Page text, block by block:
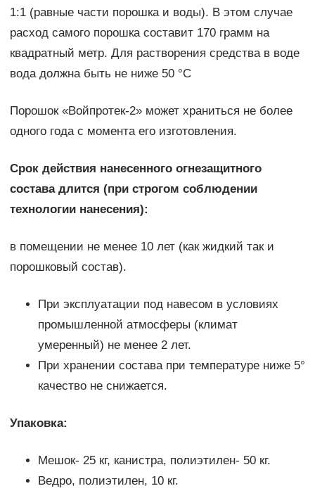
1:1 (равные части порошка и воды). В этом случае
расход самого порошка составит 170 грамм на
квадратный метр. Для растворения средства в воде
вода должна быть не ниже 50 °С
Порошок «Войпротек-2» может храниться не более
одного года с момента его изготовления.
Срок действия нанесенного огнезащитного
состава длится (при строгом соблюдении
технологии нанесения):
в помещении не менее 10 лет (как жидкий так и
порошковый состав).
При эксплуатации под навесом в условиях
промышленной атмосферы (климат
умеренный) не менее 2 лет.
При хранении состава при температуре ниже 5°
качество не снижается.
Упаковка:
Мешок- 25 кг, канистра, полиэтилен- 50 кг.
Ведро, полиэтилен, 10 кг.